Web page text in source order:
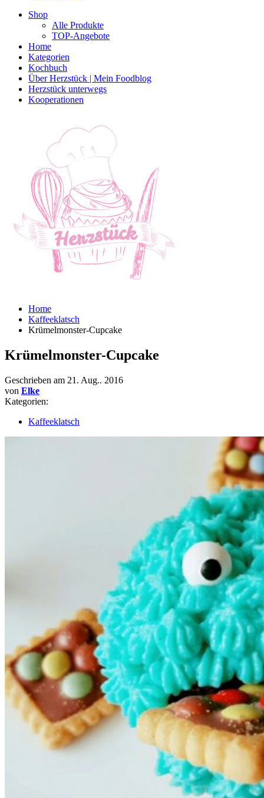
Shop
Alle Produkte
TOP-Angebote
Home
Kategorien
Kochbuch
Über Herzstück | Mein Foodblog
Herzstück unterwegs
Kooperationen
Home
Kaffeeklatsch
Krümelmonster-Cupcake
Krümelmonster-Cupcake
Geschrieben am 21. Aug.. 2016
von Elke
Kategorien:
Kaffeeklatsch